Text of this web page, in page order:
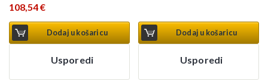
108,54€
Dodaj u košaricu
Usporedi
Dodaj u košaricu
Usporedi